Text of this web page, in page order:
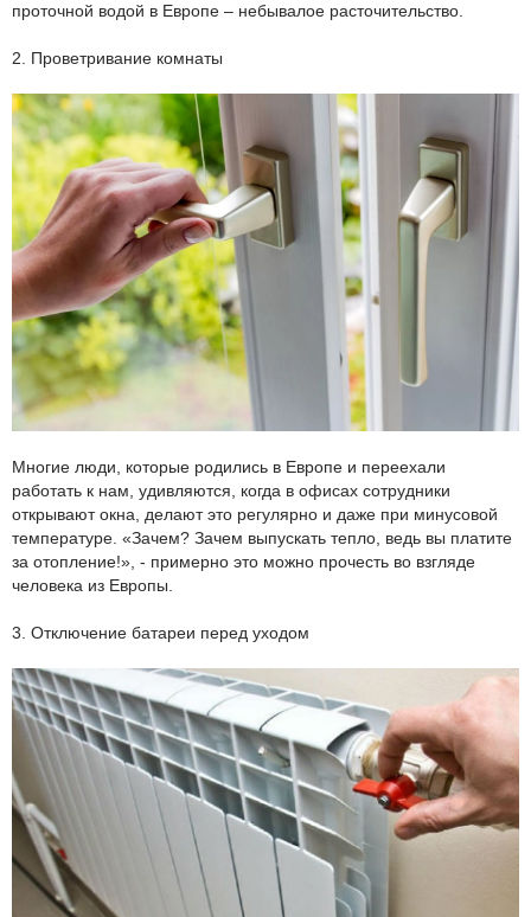
проточной водой в Европе – небывалое расточительство.
2. Проветривание комнаты
Многие люди, которые родились в Европе и переехали
работать к нам, удивляются, когда в офисах сотрудники
открывают окна, делают это регулярно и даже при минусовой
температуре. «Зачем? Зачем выпускать тепло, ведь вы платите
за отопление!», - примерно это можно прочесть во взгляде
человека из Европы.
3. Отключение батареи перед уходом